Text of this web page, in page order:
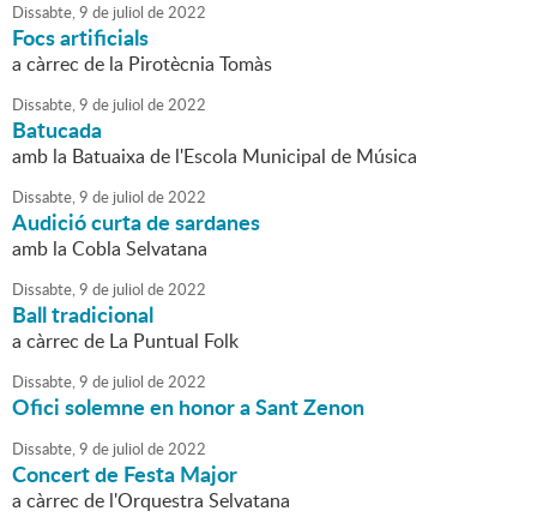
Dissabte,9 de juliol de2022
Focs artificials
a càrrec de la Pirotècnia Tomàs
Dissabte,9 de juliol de2022
Batucada
amb la Batuaixa de l'Escola Municipal de Música
Dissabte,9 de juliol de2022
Audició curta de sardanes
amb la Cobla Selvatana
Dissabte,9 de juliol de2022
Ball tradicional
a càrrec de La Puntual Folk
Dissabte,9 de juliol de2022
Ofici solemne en honor a Sant Zenon
Dissabte,9 de juliol de2022
Concert de Festa Major
a càrrec de l'Orquestra Selvatana